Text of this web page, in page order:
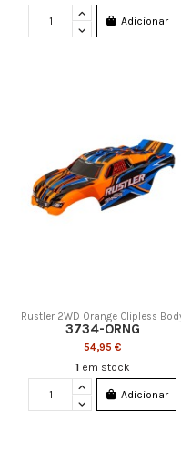
Adicionar
Rustler 2WD Orange Clipless
3734-ORNG
54,95 €
1 em stock
Adicionar